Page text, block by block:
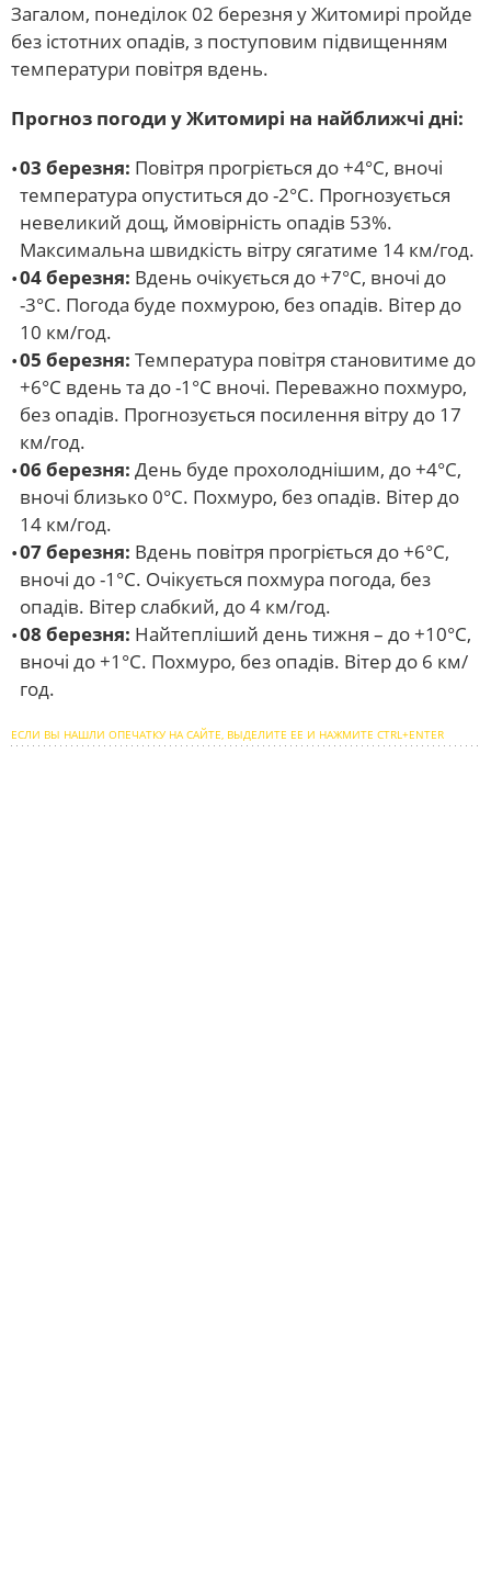
Загалом, понеділок 02 березня у Житомирі пройде
без істотних опадів, з поступовим підвищенням
температури повітря вдень.
Прогноз погоди у Житомирі на найближчі дні:
03 березня: Повітря прогріється до +4°C, вночі
температура опуститься до -2°C. Прогнозується
невеликий дощ, ймовірність опадів 53%.
Максимальна швидкість вітру сягатиме 14 км/год.
04 березня: Вдень очікується до +7°C, вночі до
-3°C. Погода буде похмурою, без опадів. Вітер до
10 км/год.
05 березня: Температура повітря становитиме до
+6°C вдень та до -1°C вночі. Переважно похмуро,
без опадів. Прогнозується посилення вітру до 17
км/год.
06 березня: День буде прохолоднішим, до +4°C,
вночі близько 0°C. Похмуро, без опадів. Вітер до
14 км/год.
07 березня: Вдень повітря прогріється до +6°C,
вночі до -1°C. Очікується похмура погода, без
опадів. Вітер слабкий, до 4 км/год.
08 березня: Найтепліший день тижня – до +10°C,
вночі до +1°C. Похмуро, без опадів. Вітер до 6 км/
год.
ЕСЛИ ВЫ НАШЛИ ОПЕЧАТКУ НА САЙТЕ, ВЫДЕЛИТЕ ЕЕ И НАЖМИТЕ CTRL+ENTER